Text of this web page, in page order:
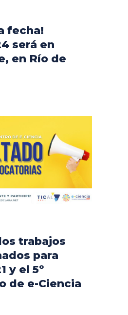
fecha!
será en
en Río de
trabajos
para
y el 5º
de e-Ciencia